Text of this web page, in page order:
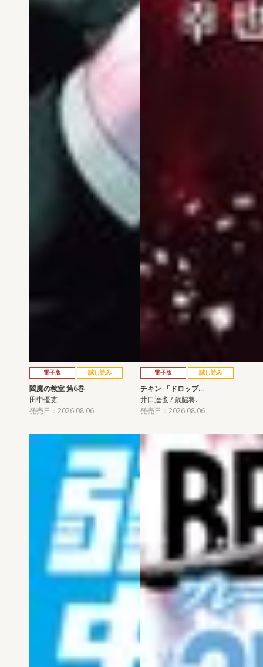
電子版 試し読み
閻魔の教室 第6巻
田中優吏
発売日：2026.08.06
電子版 試し読み
チキン 「ドロップ…
井口達也 / 歳脇将…
発売日：2026.08.06